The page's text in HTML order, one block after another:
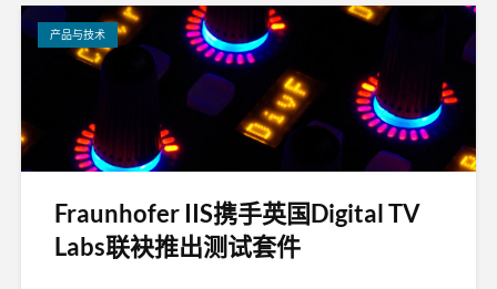
产品与技术
Fraunhofer IIS携手英国Digital TV
Labs联袂推出测试套件